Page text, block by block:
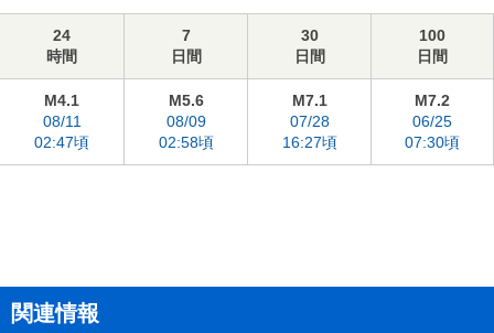
24
時間
7
日間
30
日間
100
日間
M4.1
08/11
02:47頃
M5.6
08/09
02:58頃
M7.1
07/28
16:27頃
M7.2
06/25
07:30頃
関連情報